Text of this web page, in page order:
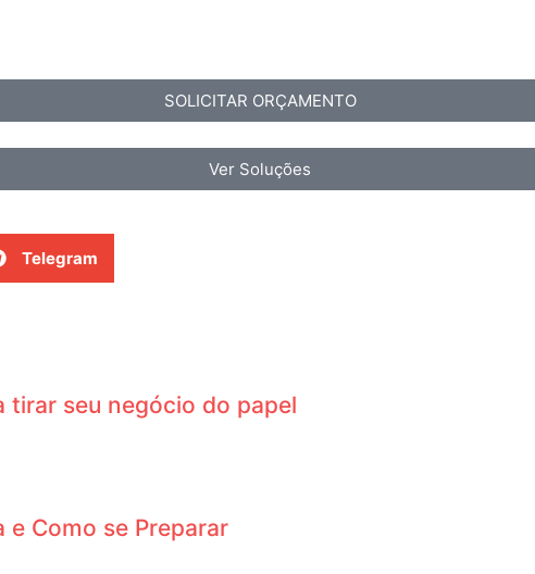
SOLICITAR ORÇAMENTO
Ver Soluções
Telegram
tirar seu negócio do papel
e Como se Preparar